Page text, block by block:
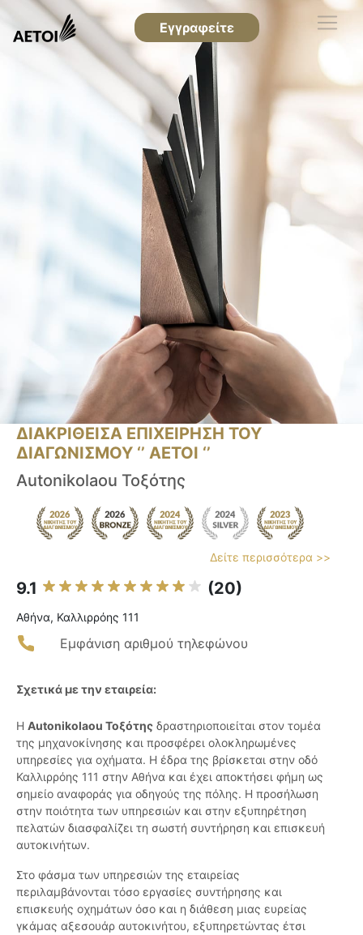
Εγγραφείτε
ΔΙΑΚΡΙΘΕΙΣΑ ΕΠΙΧΕΙΡΗΣΗ ΤΟΥ
ΔΙΑΓΩΝΙΣΜΟΥ ‘’ ΑΕΤΟΙ ‘’
Autonikolaou Τοξότης
Δείτε περισσότερα >>
9.1 (20)
Αθήνα, Καλλιρρόης 111
Εμφάνιση αριθμού τηλεφώνου
Σχετικά με την εταιρεία:
Η Autonikolaou Τοξότης δραστηριοποιείται στον τομέα
της μηχανοκίνησης και προσφέρει ολοκληρωμένες
υπηρεσίες για οχήματα. Η έδρα της βρίσκεται στην οδό
Καλλιρρόης 111 στην Αθήνα και έχει αποκτήσει φήμη ως
σημείο αναφοράς για οδηγούς της πόλης. Η προσήλωση
στην ποιότητα των υπηρεσιών και στην εξυπηρέτηση
πελατών διασφαλίζει τη σωστή συντήρηση και επισκευή
αυτοκινήτων.
Στο φάσμα των υπηρεσιών της εταιρείας
περιλαμβάνονται τόσο εργασίες συντήρησης και
επισκευής οχημάτων όσο και η διάθεση μιας ευρείας
γκάμας αξεσουάρ αυτοκινήτου, εξυπηρετώντας έτσι